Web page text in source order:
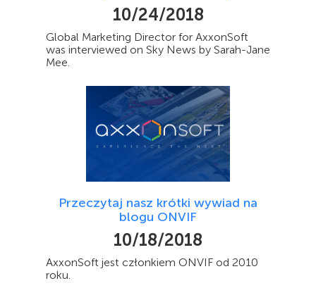
10/24/2018
Global Marketing Director for AxxonSoft
was interviewed on Sky News by Sarah-Jane
Mee.
Przeczytaj nasz krótki wywiad na
blogu ONVIF
10/18/2018
AxxonSoft jest członkiem ONVIF od 2010
roku.